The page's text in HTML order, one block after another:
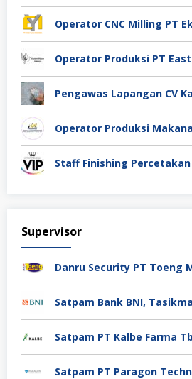
Supervisor
Danru Security PT Toeng
Satpam Bank BNI,
Satpam PT Kalbe Farma